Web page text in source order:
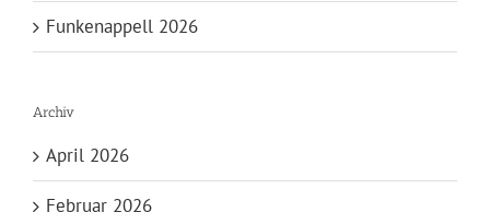
Funkenappell 2026
Archiv
April 2026
Februar 2026